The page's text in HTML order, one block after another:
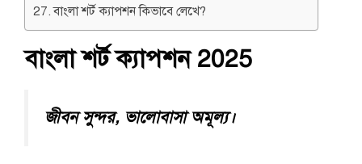
বাংলা শর্ট ক্যাপশন কিভাবে লেখে?
বাংলা শর্ট ক্যাপশন2025
জীবন সুন্দর, ভালোবাসা অমূল্য।